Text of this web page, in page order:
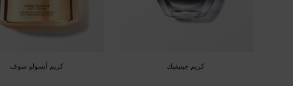
كريم جينيفيك كريم أبسولو سوف